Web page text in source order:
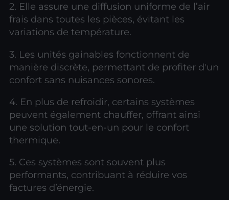
2. Elle assure une diffusion uniforme de l’air
frais dans toutes les pièces, évitant les
variations de température.
3. Les unités gainables fonctionnent de
manière discrète, permettant de profiter d'un
confort sans nuisances sonores.
4. En plus de refroidir, certains systèmes
peuvent également chauffer, offrant ainsi
une solution tout-en-un pour le confort
thermique.
5. Ces systèmes sont souvent plus
performants, contribuant à réduire vos
factures d’énergie.